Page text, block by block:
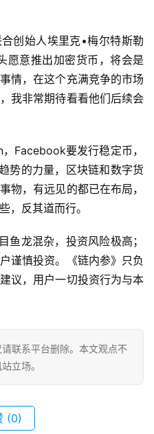
创始人埃里克•梅尔特斯勒
愿意推出加密货币，将会是
情，在这个充满竞争的市场
我非常期待看看他们后续会
Facebook要发行稳定币，
势的力量，区块链和数字货
物，有远见的都已在布局，
，反其道而行。
鱼龙混杂，投资风险极高；
谨慎投资。《链内参》只负
议，用户一切投资行为与本
联系平台删除。本文观点不
立场。
(0)